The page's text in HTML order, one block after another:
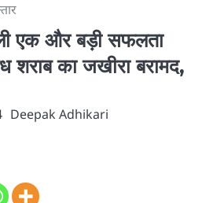
एक और बड़ी सफलता
शराब का जखीरा बरामद,
Deepak Adhikari